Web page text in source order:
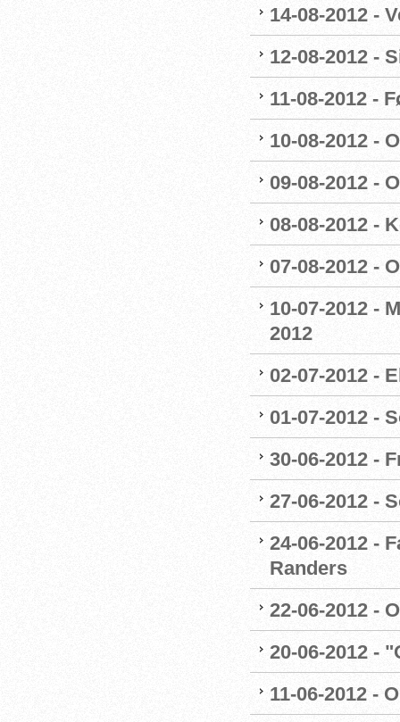
14-08-2012 -
12-08-2012 -
11-08-2012 -
10-08-2012 -
09-08-2012 -
08-08-2012 -
07-08-2012 -
10-07-2012 -
2012
02-07-2012 -
01-07-2012 -
30-06-2012 -
27-06-2012 -
24-06-2012 -
Randers
22-06-2012 -
20-06-2012 -
11-06-2012 -